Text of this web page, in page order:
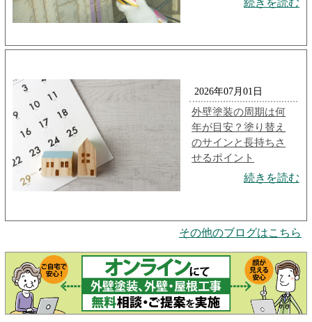
2026年07月01日
外壁塗装の周期は何
年が目安？塗り替え
のサインと長持ちさ
せるポイント
続きを読む
その他のブログはこちら